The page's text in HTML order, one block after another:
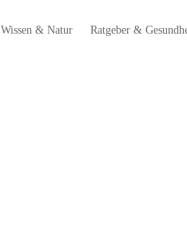
Wissen & Natur Ratgeber &